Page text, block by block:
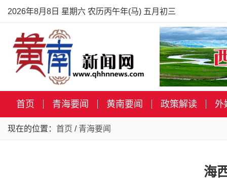
2026年8月8日 星期六 农历丙午年(马) 五月初三
首页 青海要闻 黄南要闻 政策解读 外
现在的位置： 首页 / 青海要闻
海